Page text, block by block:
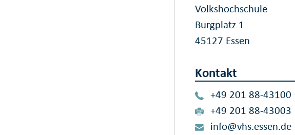
Volkshochschule
Burgplatz 1
45127 Essen
Kontakt
+49 201 88-43100
+49 201 88-43003
info@vhs.essen.de